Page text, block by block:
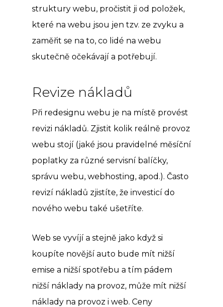
struktury webu, pročistit ji od položek,
které na webu jsou jen tzv. ze zvyku a
zaměřit se na to, co lidé na webu
skutečně očekávají a potřebují.
Revize nákladů
Při redesignu webu je na místě provést
revizi nákladů. Zjistit kolik reálně provoz
webu stojí (jaké jsou pravidelné měsíční
poplatky za různé servisní balíčky,
správu webu, webhosting, apod.). Často
revizí nákladů zjistíte, že investicí do
nového webu také ušetříte.
Web se vyvíjí a stejně jako když si
koupíte novější auto bude mít nižší
emise a nižší spotřebu a tím pádem
nižší náklady na provoz, může mít nižší
náklady na provoz i web. Ceny